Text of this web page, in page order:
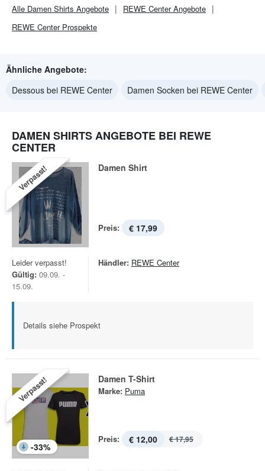
Alle Damen Shirts Angebote REWE CenterAngebote
REWE CenterProspekte
Ähnliche Angebote:
Dessous bei REWE Center
Damen Socken bei REWE Center
DAMEN SHIRTS ANGEBOTE BEI REWE
CENTER
Verpasst! Damen Shirt
Preis: € 17,99
Leider verpasst!
Gültig: 09.09. -
15.09.
Händler: REWE Center
Details siehe Prospekt
Verpasst!
-33%
Damen T-Shirt
Marke: Puma
Preis: € 12,00 € 17,95